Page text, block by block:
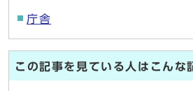
庁舎
この記事を見ている人はこんな